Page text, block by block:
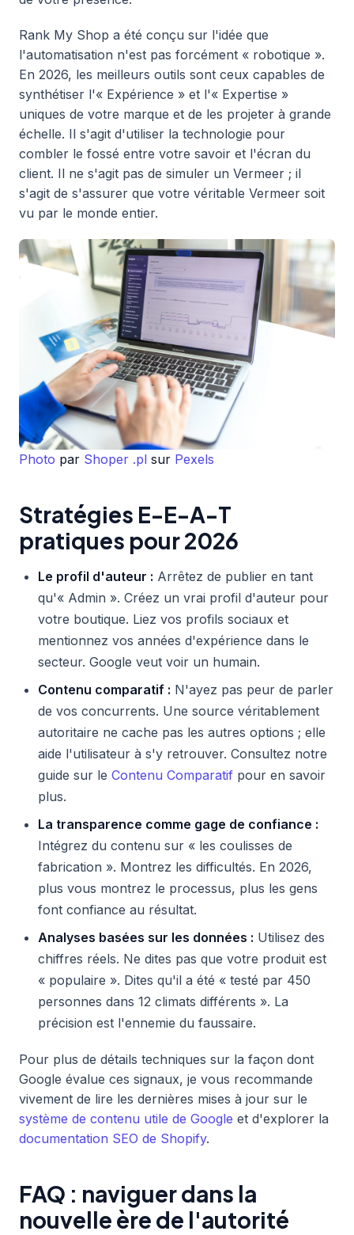
Rank My Shop a été conçu sur l'idée que
l'automatisation n'est pas forcément « robotique ».
En 2026, les meilleurs outils sont ceux capables de
synthétiser l'« Expérience » et l'« Expertise »
uniques de votre marque et de les projeter à grande
échelle. Il s'agit d'utiliser la technologie pour
combler le fossé entre votre savoir et l'écran du
client. Il ne s'agit pas de simuler un Vermeer ; il
s'agit de s'assurer que votre véritable Vermeer soit
vu par le monde entier.
Photo par Shoper .pl sur Pexels
Stratégies E-E-A-T
pratiques pour 2026
Le profil d'auteur : Arrêtez de publier en tant
qu'« Admin ». Créez un vrai profil d'auteur pour
votre boutique. Liez vos profils sociaux et
mentionnez vos années d'expérience dans le
secteur. Google veut voir un humain.
Contenu comparatif : N'ayez pas peur de parler
de vos concurrents. Une source véritablement
autoritaire ne cache pas les autres options ; elle
aide l'utilisateur à s'y retrouver. Consultez notre
guide sur le Contenu Comparatif pour en savoir
plus.
La transparence comme gage de confiance :
Intégrez du contenu sur « les coulisses de
fabrication ». Montrez les difficultés. En 2026,
plus vous montrez le processus, plus les gens
font confiance au résultat.
Analyses basées sur les données : Utilisez des
chiffres réels. Ne dites pas que votre produit est
« populaire ». Dites qu'il a été « testé par 450
personnes dans 12 climats différents ». La
précision est l'ennemie du faussaire.
Pour plus de détails techniques sur la façon dont
Google évalue ces signaux, je vous recommande
vivement de lire les dernières mises à jour sur le
système de contenu utile de Google et d'explorer la
documentation SEO de Shopify.
FAQ : naviguer dans la
nouvelle ère de l'autorité